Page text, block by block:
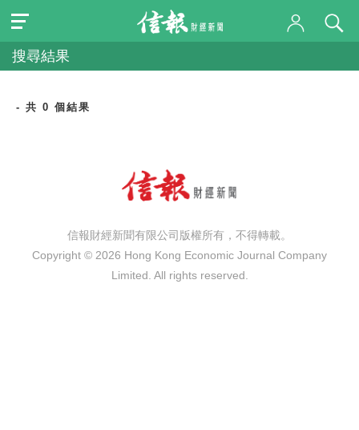
搜尋結果
- 共 0 個結果
信報財經新聞有限公司版權所有，不得轉載。
Copyright © 2026 Hong Kong Economic Journal Company
Limited. All rights reserved.